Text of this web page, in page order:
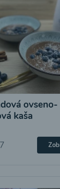
ovseno-
kaša